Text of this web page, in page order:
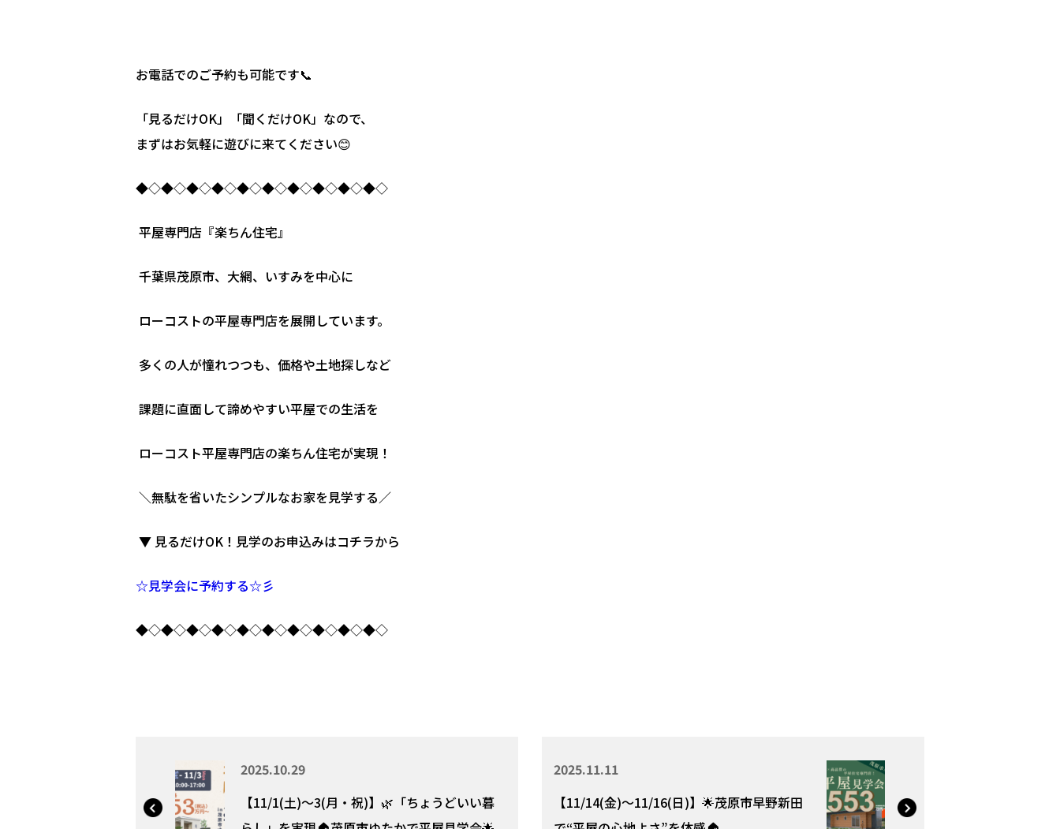
お電話でのご予約も可能です📞
「見るだけOK」「聞くだけOK」なので、
まずはお気軽に遊びに来てください😊
◆◇◆◇◆◇◆◇◆◇◆◇◆◇◆◇◆◇◆◇
平屋専門店『楽ちん住宅』
千葉県茂原市、大網、いすみを中心に
ローコストの平屋専門店を展開しています。
多くの人が憧れつつも、価格や土地探しなど
課題に直面して諦めやすい平屋での生活を
ローコスト平屋専門店の楽ちん住宅が実現！
＼無駄を省いたシンプルなお家を見学する／
▼ 見るだけOK！見学のお申込みはコチラから
☆見学会に予約する☆彡
◆◇◆◇◆◇◆◇◆◇◆◇◆◇◆◇◆◇◆◇
2025.10.29
【11/1(土)〜3(月・祝)】🌿「ちょうどいい暮
2025.11.11
【11/14(金)～11/16(日)】🌟茂原市早野新田